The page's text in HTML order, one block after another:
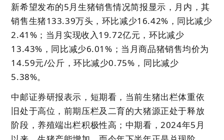
新希望发布的5月生猪销售情况简报显示，月内，其
销售生猪133.39万头，环比减少16.42%，同比减少
2.41%；当月实现收入19.72亿元，环比减少
13.43%，同比减少6.01%；当月商品猪销售均价为
14.59元/公斤，环比减少0.75%，同比减少
5.38%。
中邮证券研报表示，短期看，当前生猪出栏体重依
旧处于高位，前期压栏及二育的大猪源正处于释放
阶段，养殖端出栏积极性高；中期看，2024年5月